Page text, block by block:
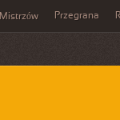
Mistrzów Przegrana